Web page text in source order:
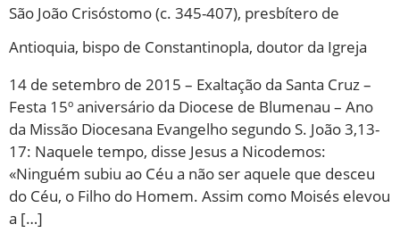
São João Crisóstomo (c. 345-407), presbítero de
Antioquia, bispo de Constantinopla, doutor da Igreja
14 de setembro de 2015 – Exaltação da Santa Cruz –
Festa 15º aniversário da Diocese de Blumenau – Ano
da Missão Diocesana Evangelho segundo S. João 3,13-
17: Naquele tempo, disse Jesus a Nicodemos:
«Ninguém subiu ao Céu a não ser aquele que desceu
do Céu, o Filho do Homem. Assim como Moisés elevou
a […]